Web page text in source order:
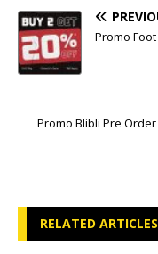
Promo
Promo Blibli Pre
RELATED ARTICLES